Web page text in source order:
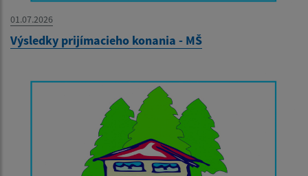
01.07.2026
Výsledky prijímacieho konania - MŠ